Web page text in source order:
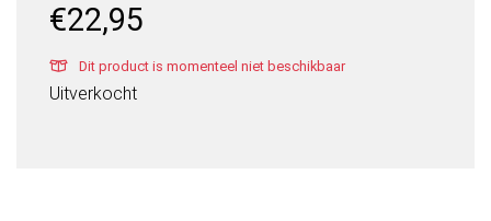
€22,95
Dit product is momenteel niet beschikbaar
Uitverkocht